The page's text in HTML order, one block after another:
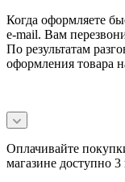
Когда оформляете
e-mail. Вам
По результатам
оформления товара
Оплачивайте
магазине доступно